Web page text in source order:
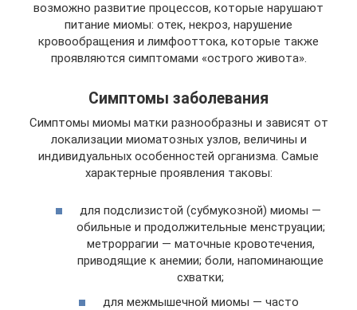
возможно развитие процессов, которые нарушают
питание миомы: отек, некроз, нарушение
кровообращения и лимфооттока, которые также
проявляются симптомами «острого живота».
Симптомы заболевания
Симптомы миомы матки разнообразны и зависят от
локализации миоматозных узлов, величины и
индивидуальных особенностей организма. Самые
характерные проявления таковы:
для подслизистой (субмукозной) миомы —
обильные и продолжительные менструации;
метроррагии — маточные кровотечения,
приводящие к анемии; боли, напоминающие
схватки;
для межмышечной миомы — часто